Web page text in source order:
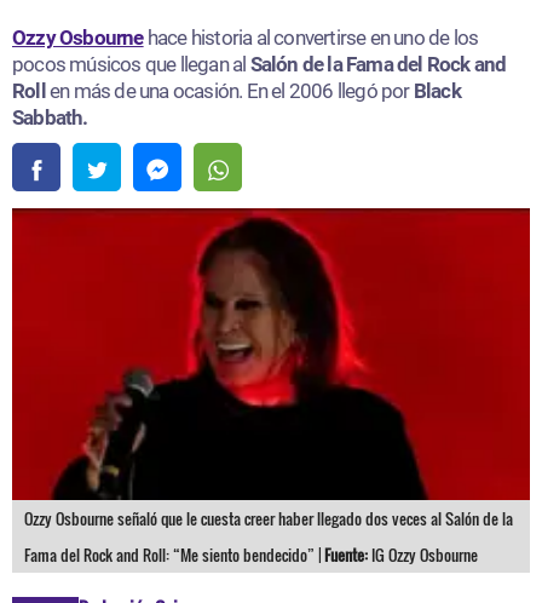
Ozzy Osbourne hace historia al convertirse en uno de los
pocos músicos que llegan al Salón de la Fama del Rockand
Roll en más de una ocasión. En el 2006 llegó porBlack
Sabbath.
Ozzy Osbourne señaló que le cuesta creer haber llegado dos veces al Salón de la
Fama del Rock and Roll: “Me siento bendecido” |Fuente: IG Ozzy Osbourne